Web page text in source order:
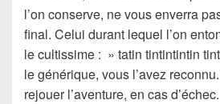
l’on conserve, ne vous enverra
final. Celui durant lequel l’on
le cultissime : » tatin tintintintin
le générique, vous l’avez
rejouer l’aventure, en cas d’échec.